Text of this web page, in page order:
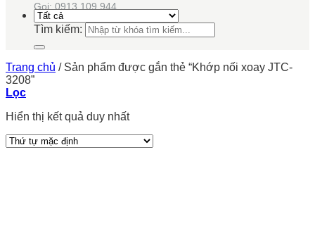
Gọi: 0913 109 944
Tìm kiếm:
Trang chủ /Sản phẩm được gắn thẻ “Khớp nối xoay JTC-
3208”
Lọc
Hiển thị kết quả duy nhất